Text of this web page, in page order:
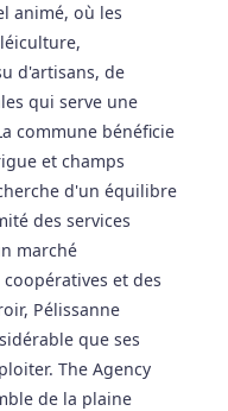
animé, où les
d'artisans, de
qui serve une
commune bénéficie
et champs
d'un équilibre
des services
marché
et des
Pélissanne
que ses
The Agency
de la plaine